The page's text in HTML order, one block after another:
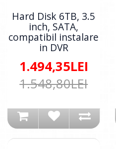
Hard Disk 6TB, 3.5
inch, SATA,
compatibil instalare
in DVR
1.494,35LEI
1.548,80LEI